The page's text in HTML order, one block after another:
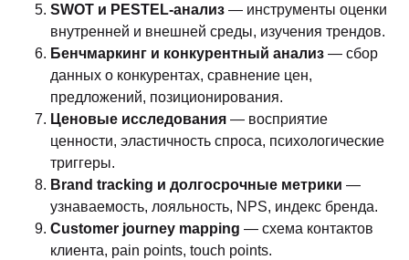
SWOT и PESTEL-анализ — инструменты оценки
внутренней и внешней среды, изучения трендов.
Бенчмаркинг и конкурентный анализ — сбор
данных о конкурентах, сравнение цен,
предложений, позиционирования.
Ценовые исследования — восприятие
ценности, эластичность спроса, психологические
триггеры.
Brand tracking и долгосрочные метрики —
узнаваемость, лояльность, NPS, индекс бренда.
Customer journey mapping — схема контактов
клиента, pain points, touch points.